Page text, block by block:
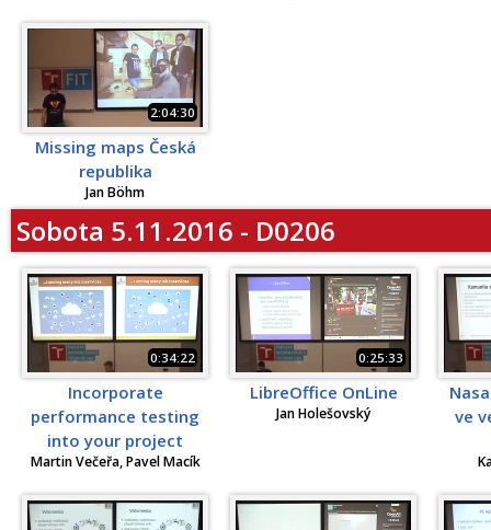
2:04:30
Missing maps Česká
republika
Jan Böhm
Sobota 5.11.2016 - D0206
0:34:22
Incorporate
performance testing
into your project
Martin Večeřa, Pavel Macík
0:25:33
LibreOffice OnLine
Jan Holešovský
ve